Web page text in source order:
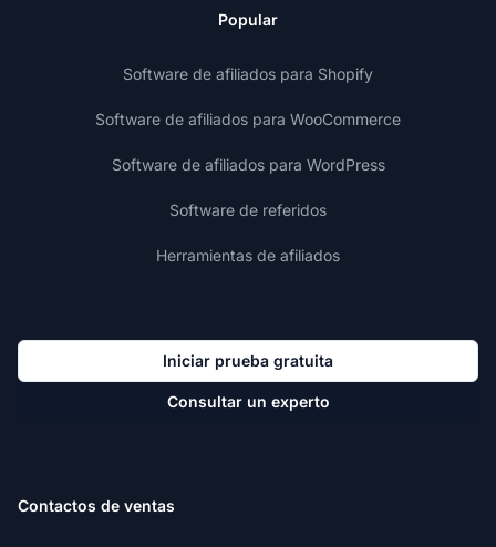
Popular
Software de afiliados para Shopify
Software de afiliados para WooCommerce
Software de afiliados para WordPress
Software de referidos
Herramientas de afiliados
Iniciar prueba gratuita
Consultar un experto
Contactos de ventas